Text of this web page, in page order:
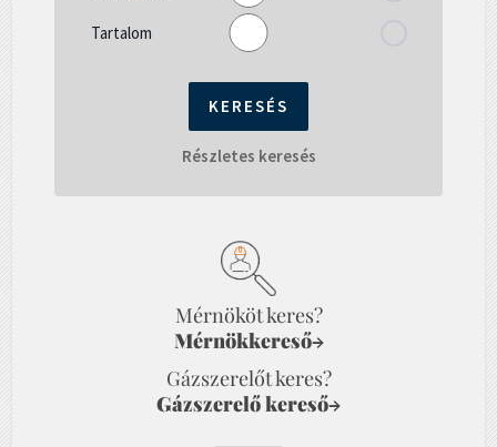
Tartalom
Részletes keresés
Mérnököt keres?
Mérnökkereső→
Gázszerelőt keres?
Gázszerelő kereső→